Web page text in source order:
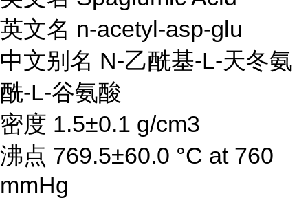
英文名 n-acetyl-asp-glu
中文别名 N-乙酰基-L-天冬氨
酰-L-谷氨酸
密度 1.5±0.1 g/cm3
沸点 769.5±60.0 °C at 760
mmHg